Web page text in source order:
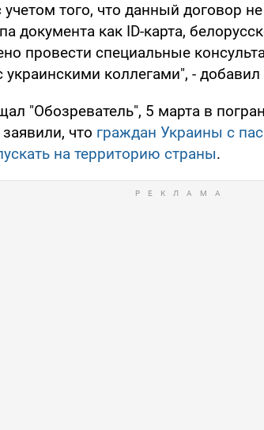
учетом того, что данный договор
документа как ID-карта,
провести специальные
украинскими коллегами", - добавил
"Обозреватель", 5 марта в
что граждан Украины с
на территорию страны.